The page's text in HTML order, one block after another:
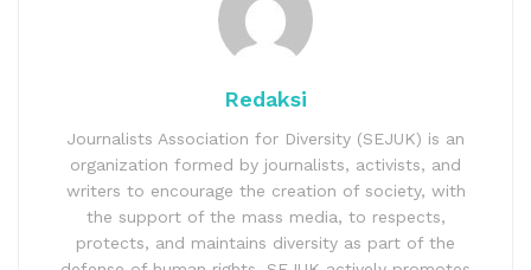
Redaksi
Journalists Association for Diversity (SEJUK) is an
organization formed by journalists, activists, and
writers to encourage the creation of society, with
the support of the mass media, to respects,
protects, and maintains diversity as part of the